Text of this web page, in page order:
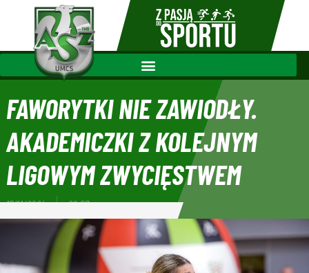
FAWORYTKI NIE ZAWIODŁY.
AKADEMICZKI Z KOLEJNYM
LIGOWYM ZWYCIĘSTWEM
17/11/2024 20:57